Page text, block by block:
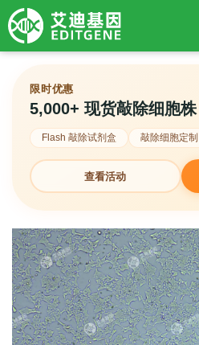
限时优惠
5,000+ 现货敲除细胞株
Flash 敲除试剂盒 敲除细胞定制
查看活动